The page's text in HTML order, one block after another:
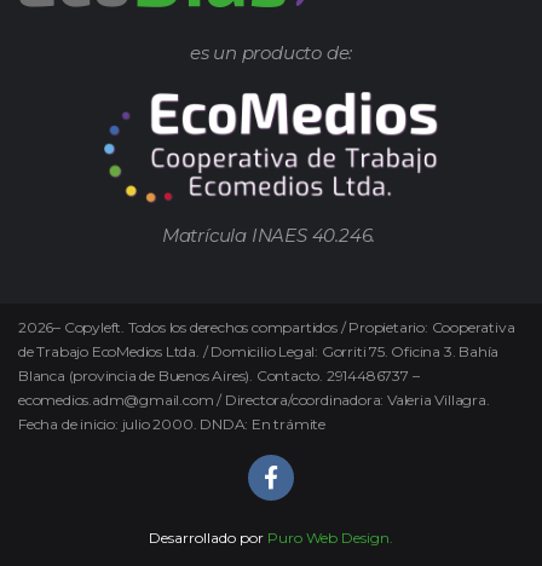
es un producto de:
Matrícula INAES 40.246.
2026– Copyleft. Todos los derechos compartidos / Propietario: Cooperativa
de Trabajo EcoMedios Ltda. / Domicilio Legal: Gorriti 75. Oficina 3. Bahía
Blanca (provincia de Buenos Aires). Contacto. 2914486737 –
ecomedios.adm@gmail.com / Directora/coordinadora: Valeria Villagra.
Fecha de inicio: julio 2000. DNDA: En trámite
Desarrollado por Puro Web Design.